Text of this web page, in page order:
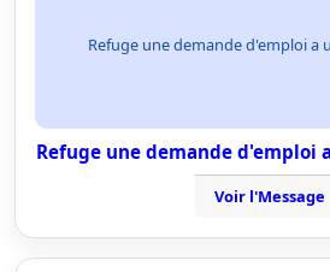
Refuge une demande d'emploi a
Refuge une demande d'emploi
Voir l'Message